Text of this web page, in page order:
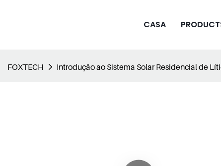
CASA
FOXTECH Introdução ao Sistema Solar Residencial de